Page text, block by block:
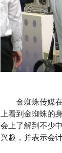
金蜘蛛传媒在
上看到金蜘蛛的
会上了解到不少
兴趣，并表示会